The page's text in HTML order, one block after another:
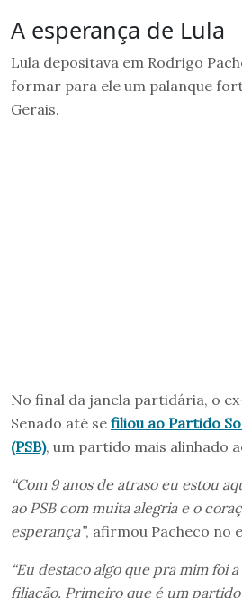
A esperança de Lula
Lula depositava em Rodrigo
formar para ele um palanque
Gerais.
No final da janela partidária, o
Senado até se filiou ao Partido
(PSB), um partido mais alinhado
“Com 9 anos de atraso eu estou
ao PSB com muita alegria e o
esperança”, afirmou Pacheco no
“Eu destaco algo que pra mim foi
filiação. Primeiro que é um